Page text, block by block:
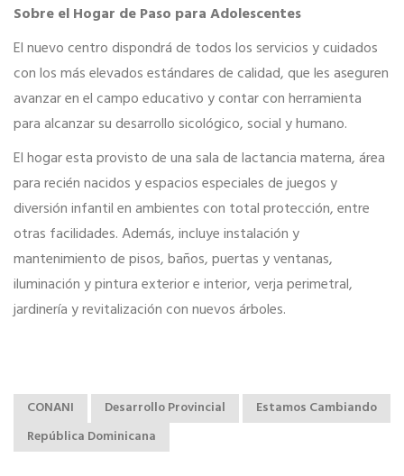
Sobre el Hogar de Paso para Adolescentes
El nuevo centro dispondrá de todos los servicios y cuidados
con los más elevados estándares de calidad, que les aseguren
avanzar en el campo educativo y contar con herramienta
para alcanzar su desarrollo sicológico, social y humano.
El hogar esta provisto de una sala de lactancia materna, área
para recién nacidos y espacios especiales de juegos y
diversión infantil en ambientes con total protección, entre
otras facilidades. Además, incluye instalación y
mantenimiento de pisos, baños, puertas y ventanas,
iluminación y pintura exterior e interior, verja perimetral,
jardinería y revitalización con nuevos árboles.
CONANI Desarrollo Provincial
Estamos Cambiando
República Dominicana